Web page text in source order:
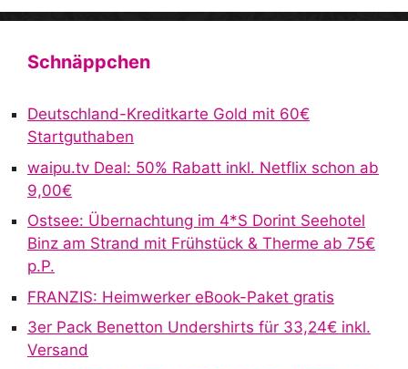
A
n
t
Schnäppchen
Deutschland-Kreditkarte Gold mit 60€
Startguthaben
waipu.tv Deal: 50% Rabatt inkl. Netflix schon ab
9,00€
Ostsee: Übernachtung im 4*S Dorint Seehotel
Binz am Strand mit Frühstück & Therme ab 75€
p.P.
FRANZIS: Heimwerker eBook-Paket gratis
3er Pack Benetton Undershirts für 33,24€ inkl.
Versand